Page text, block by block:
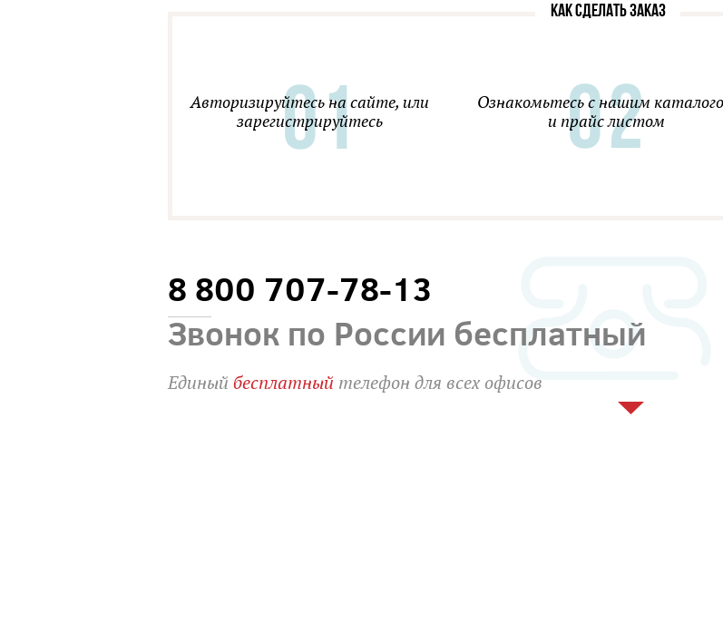
КАК СДЕЛАТЬ ЗАКАЗ
Авторизируйтесь на сайте, или
зарегистрируйтесь
Ознакомьтесь с нашим
и прайс листом
8 800 707-78-13
Звонок по России бесплатный
Единыйбесплатный телефон для всех офисов